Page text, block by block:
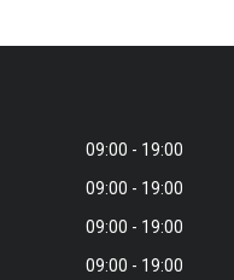
09:00
19:00
09:00
19:00
09:00
19:00
09:00
19:00